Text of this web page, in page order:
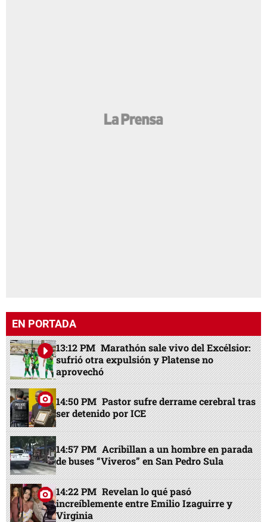
EN PORTADA
13:12 PM Marathón sale vivo del Excélsior:
sufrió otra expulsión y Platense no
aprovechó
14:50 PM Pastor sufre derrame cerebral tras
ser detenido por ICE
14:57 PM Acribillan a un hombre en parada
de buses “Viveros” en San Pedro Sula
14:22 PM Revelan lo qué pasó
increíblemente entre Emilio Izaguirre y
Virginia